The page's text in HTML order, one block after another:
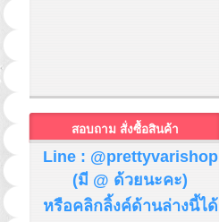
สอบถาม สั่งซื้อสินค้า
Line : @prettyvarishop
(มี @ ด้วยนะคะ)
หรือคลิกลิ้งค์ด้านล่างนี้ได้